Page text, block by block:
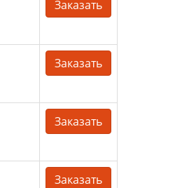
Заказать
Заказать
Заказать
Заказать